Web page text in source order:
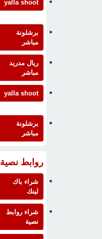
yalla shoot
برشلونة
مباشر
ريال مدريد
مباشر
yalla shoot
برشلونة
مباشر
روابط نصية AA14704
شراء باك
لينك
شراء روابط
نصية